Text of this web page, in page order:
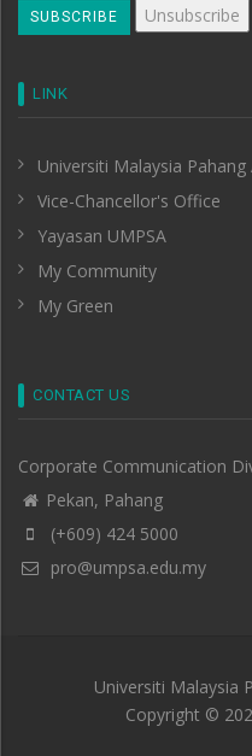
LINK
Universiti Malaysia Pahang
Vice-Chancellor's Office
Yayasan UMPSA
My Community
My Green
CONTACT US
Corporate Communication
Pekan, Pahang
(+609) 424 5000
pro@umpsa.edu.my
Universiti Malaysia
Copyright ©